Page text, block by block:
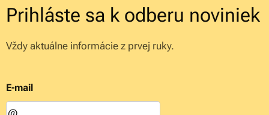
Prihláste sa k odberu noviniek
Vždy aktuálne informácie z prvej ruky.
E-mail